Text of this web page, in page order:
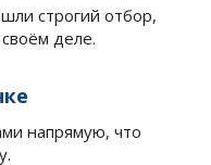
строгий отбор,
деле.
напрямую, что